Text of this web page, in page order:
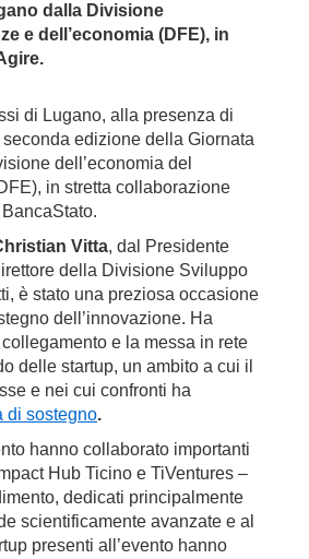
dalla Divisione
e dell’economia (DFE), in
di Lugano, alla presenza di
edizione della Giornata
dell’economia del
in stretta collaborazione
Vitta, dal Presidente
della Divisione Sviluppo
è stato una preziosa occasione
dell’innovazione. Ha
e la messa in rete
delle startup, un ambito a cui il
e nei cui confronti ha
di sostegno.
hanno collaborato importanti
Hub Ticino e TiVentures –
dedicati principalmente
scientificamente avanzate e al
presenti all’evento hanno